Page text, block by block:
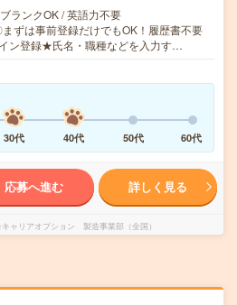
ランクOK / 英語力不要
ずは事前登録だけでもOK！履歴書不要
ン登録★氏名・職種などを入力す…
30代 40代 50代 60代
応募へ進む 詳しく見る
ャリアオプション 製造事業部（全国）